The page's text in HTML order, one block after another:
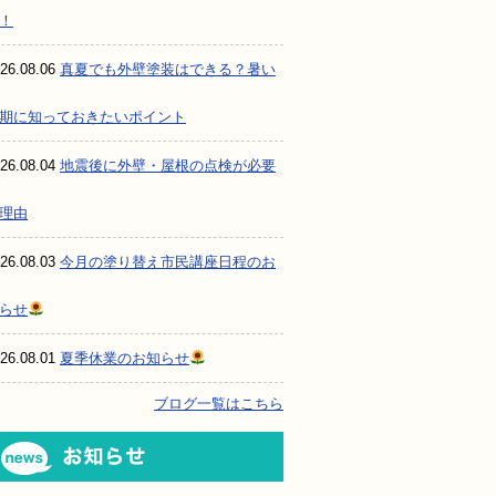
真夏でも外壁塗装はできる？暑い
に知っておきたいポイント
地震後に外壁・屋根の点検が必要
由
今月の塗り替え市民講座日程のお
せ
夏季休業のお知らせ
ブログ一覧はこちら